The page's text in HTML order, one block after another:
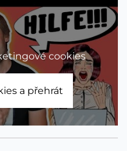
cookies
a přehrát